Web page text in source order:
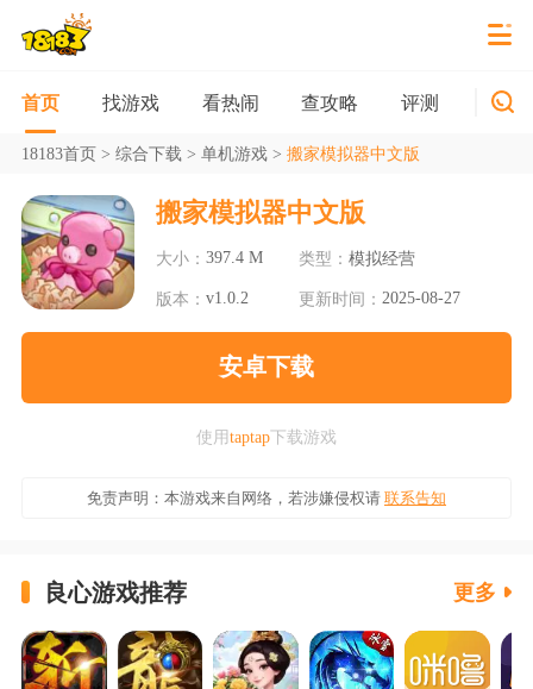
首页 找游戏 看热闹 查攻略 评测 新游
18183首页> 综合下载> 单机游戏> 搬家模拟器中文版
搬家模拟器中文版
大小：397.4 M 类型： 模拟经营
版本：v1.0.2 更新时间： 2025-08-27
安卓下载
使用taptap下载游戏
免责声明：本游戏来自网络，若涉嫌侵权请 联系告知
良心游戏推荐 更多